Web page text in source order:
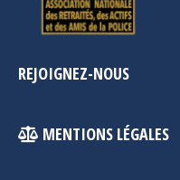
REJOIGNEZ-NOUS
MENTIONS LÉGALES